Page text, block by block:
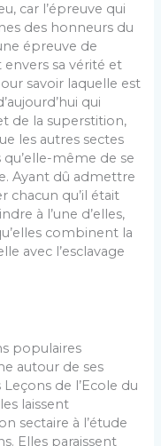
car l’épreuve qui
des honneurs du
épreuve de
sa vérité et
savoir laquelle est
qui
de la superstition,
les autres sectes
même de se
Ayant dû admettre
chacun qu’il était
à l’une d’elles,
combinent la
avec l’esclavage
populaires
autour de ses
de l’Ecole du
laissent
sectaire à l’étude
Elles paraissent